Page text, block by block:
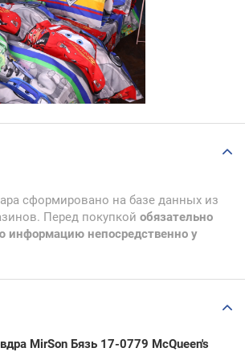
сформировано на базе данных из
Перед покупкой обязательно
информацию непосредственно у
MirSon Бязь 17-0779 McQueen's